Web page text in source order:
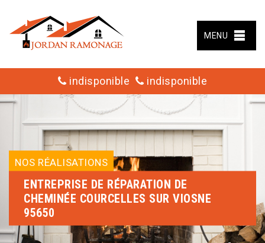
MENU
indisponible indisponible
NOS RÉALISATIONS
ENTREPRISE DE RÉPARATION DE
CHEMINÉE COURCELLES SUR VIOSNE
95650